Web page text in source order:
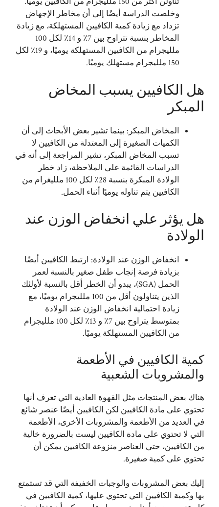
وخلصت الدراسة أيضًا إلى أن مخاطر الإجهاض
تزداد مع زيادة كمية الكافيين المستهلكة، مع زيادة
المخاطر بنسبة تتراوح بين 7٪ و 14٪ لكل 100
ملليجرام من الكافيين المستهلكة يوميًا، و 19٪ لكل
150 ملليجرام مستهلك يوميًا.
هل الكافيين يسبب المخاض
المبكر
المخاض المبكر: بينما تشير بعض الأبحاث إلى أن
الكميات الصغيرة إلى المعتدلة من الكافيين لا
تسبب المخاض المبكر، تشير المراجعة إلى أنه في
الدراسات القائمة على الملاحظة، زاد خطر
الولادة المبكرة بنسبة 28٪ لكل 100 ملليغرام من
الكافيين يتم تناوله يوميًا أثناء الحمل.
هل يؤثر علي انخفاض الوزن عند
الولادة
انخفاض الوزن عند الولادة: ارتبط الكافيين أيضًا
بزيادة فرصة إنجاب طفل صغير بالنسبة لعمر
الحمل (SGA)، يبدو أن الخطر أقل بالنسبة لأولئك
الذين يتناولون أقل من 100 ملليجرام يوميًا، مع
زيادة احتمالية انخفاض الوزن عند الولادة
بمتوسط ​​يتراوح بين 7٪ و 13٪ لكل 100 ملليجرام
من الكافيين المستهلكة يوميًا.
كمية الكافيين في الأطعمة
والمشروبات الشعبية
هناك بعض المنتجات مثل القهوة العادية التي تعرف أنها
تحتوي على مادة الكافيين لكن الكافيين أيضًا عنصر شائع
في العديد من الأطعمة والمشروبات الأخرى، الأطعمة
التي لا تحتوي على مادة الكافيين ليست بالضرورة خالية
من الكافيين، حتى العناصر منزوعة الكافيين يمكن أن
تحتوي على كمية صغيرة.
إليك بعض المشروبات والوجبات الخفيفة التي قد تستمتع
بها وكمية الكافيين التي تحتوي عليها، كمية الكافيين في